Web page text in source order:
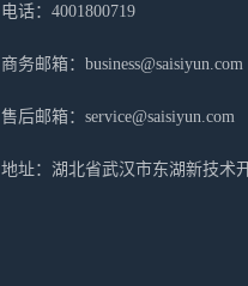
电话：4001800719
商务邮箱：business@saisiyun.com
售后邮箱：service@saisiyun.com
地址：湖北省武汉市东湖新技术